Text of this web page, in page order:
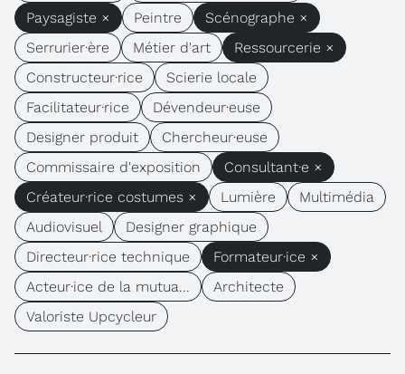
Paysagiste ×
Peintre
Scénographe ×
Serrurier·ère
Métier d'art
Ressourcerie ×
Constructeur·rice
Scierie locale
Facilitateur·rice
Dévendeur·euse
Designer produit
Chercheur·euse
Commissaire d'exposition
Consultant·e ×
Créateur·rice costumes ×
Lumière
Multimédia
Audiovisuel
Designer graphique
Directeur·rice technique
Formateur·ice ×
Acteur·ice de la mutua...
Architecte
Valoriste Upcycleur